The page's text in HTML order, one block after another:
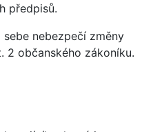
předpisů.
nebezpečí změny
2 občanského zákoníku.